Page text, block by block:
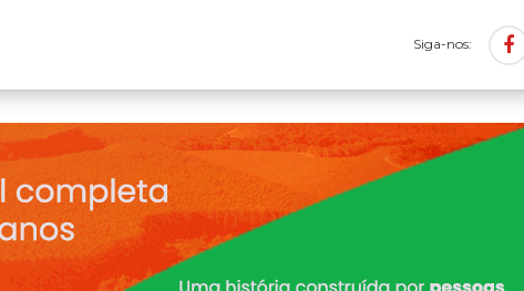
Siga-nos: